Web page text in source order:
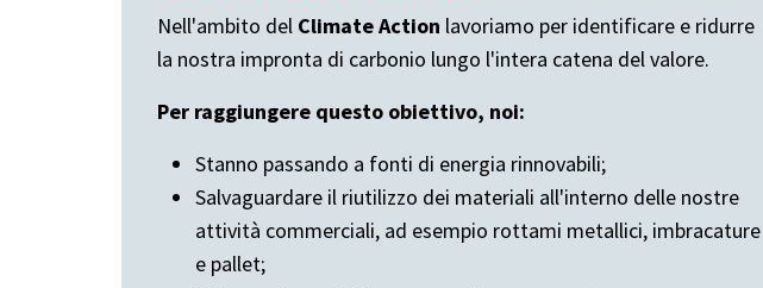
Nell'ambito del Climate Action lavoriamo per identificare e ridurre
la nostra impronta di carbonio lungo l'intera catena del valore.
Per raggiungere questo obiettivo, noi:
Stanno passando a fonti di energia rinnovabili;
Salvaguardare il riutilizzo dei materiali all'interno delle nostre
attività commerciali, ad esempio rottami metallici, imbracature
e pallet;